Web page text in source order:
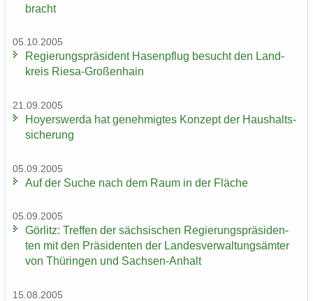
bracht
05.10.2005
Re­gie­rungs­prä­si­dent Ha­sen­pflug be­sucht den Land­
kreis Riesa-​Großenhain
21.09.2005
Ho­yers­wer­da hat ge­neh­mig­tes Kon­zept der Haus­halts­
si­che­rung
05.09.2005
Auf der Suche nach dem Raum in der Flä­che
05.09.2005
Gör­litz: Tref­fen der säch­si­schen Re­gie­rungs­prä­si­den­
ten mit den Prä­si­den­ten der Lan­des­ver­wal­tungs­äm­ter
von Thü­rin­gen und Sachsen-​Anhalt
15.08.2005